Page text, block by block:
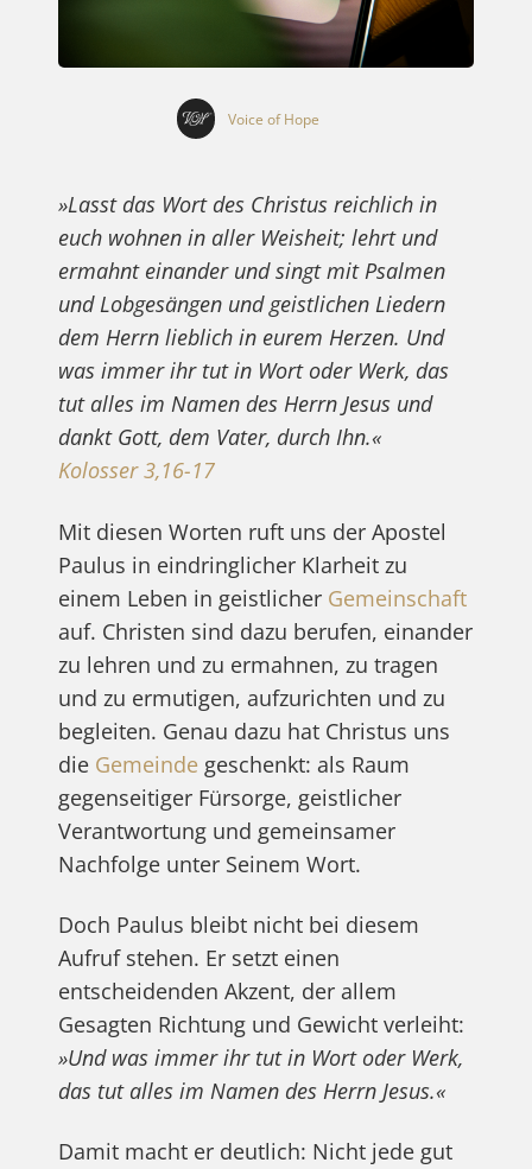
Voice of Hope
»Lasst das Wort des Christus reichlich in
euch wohnen in aller Weisheit; lehrt und
ermahnt einander und singt mit Psalmen
und Lobgesängen und geistlichen Liedern
dem Herrn lieblich in eurem Herzen. Und
was immer ihr tut in Wort oder Werk, das
tut alles im Namen des Herrn Jesus und
dankt Gott, dem Vater, durch Ihn.«
Kolosser 3,16-17
Mit diesen Worten ruft uns der Apostel
Paulus in eindringlicher Klarheit zu
einem Leben in geistlicher Gemeinschaft
auf. Christen sind dazu berufen, einander
zu lehren und zu ermahnen, zu tragen
und zu ermutigen, aufzurichten und zu
begleiten. Genau dazu hat Christus uns
die Gemeindegeschenkt: als Raum
gegenseitiger Fürsorge, geistlicher
Verantwortung und gemeinsamer
Nachfolge unter Seinem Wort.
Doch Paulus bleibt nicht bei diesem
Aufruf stehen. Er setzt einen
entscheidenden Akzent, der allem
Gesagten Richtung und Gewicht verleiht:
»Und was immer ihr tut in Wort oder Werk,
das tut alles im Namen des Herrn Jesus.«
Damit macht er deutlich: Nicht jede gut